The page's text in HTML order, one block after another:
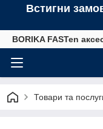
Встигни
BORIKA FASTen
Товари та